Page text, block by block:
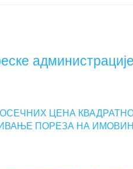
администрације
ЦЕНА
ПОРЕЗА НА